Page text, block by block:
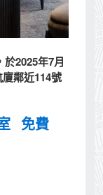
2025年7月
鄰近114號
免費